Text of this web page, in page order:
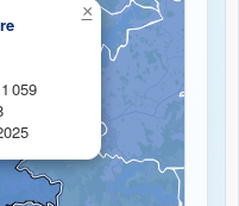
059
×